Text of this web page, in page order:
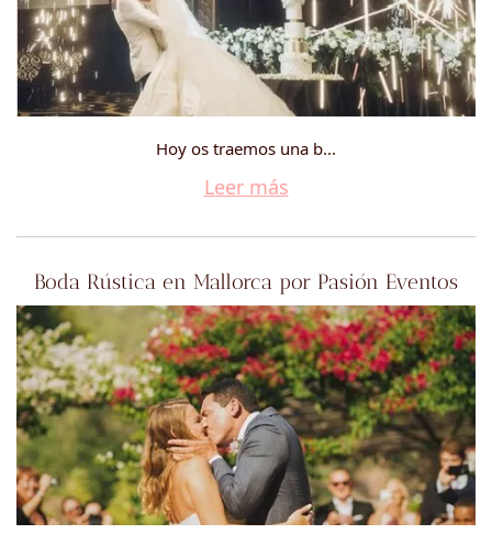
Hoy os traemos una b...
Leer más
Boda Rústica en Mallorca por Pasión Eventos